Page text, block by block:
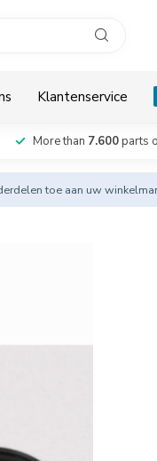
Klantenservice
More than 7.600parts
toe aan uw